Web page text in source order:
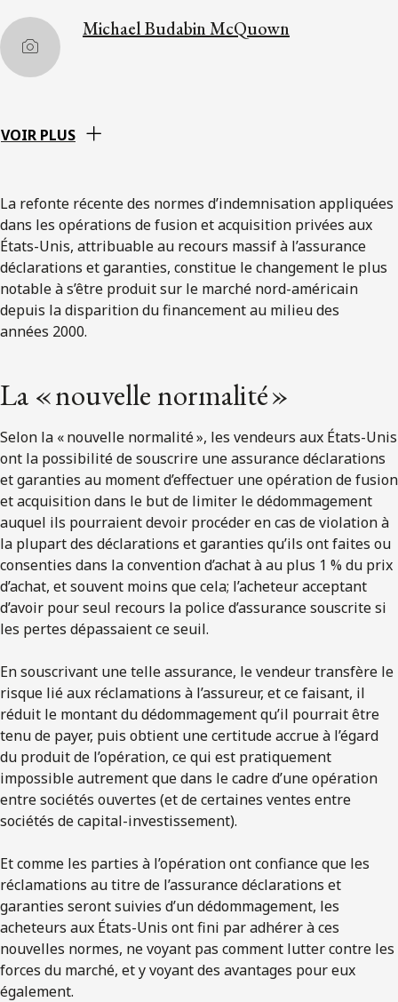
Michael Budabin McQuown
VOIR PLUS
La refonte récente des normes d’indemnisation appliquées
dans les opérations de fusion et acquisition privées aux
États-Unis, attribuable au recours massif à l’assurance
déclarations et garanties, constitue le changement le plus
notable à s’être produit sur le marché nord-américain
depuis la disparition du financement au milieu des
années 2000.
La « nouvelle normalité »
Selon la « nouvelle normalité », les vendeurs aux États-Unis
ont la possibilité de souscrire une assurance déclarations
et garanties au moment d’effectuer une opération de fusion
et acquisition dans le but de limiter le dédommagement
auquel ils pourraient devoir procéder en cas de violation à
la plupart des déclarations et garanties qu’ils ont faites ou
consenties dans la convention d’achat à au plus 1 % du prix
d’achat, et souvent moins que cela; l’acheteur acceptant
d’avoir pour seul recours la police d’assurance souscrite si
les pertes dépassaient ce seuil.
En souscrivant une telle assurance, le vendeur transfère le
risque lié aux réclamations à l’assureur, et ce faisant, il
réduit le montant du dédommagement qu’il pourrait être
tenu de payer, puis obtient une certitude accrue à l’égard
du produit de l’opération, ce qui est pratiquement
impossible autrement que dans le cadre d’une opération
entre sociétés ouvertes (et de certaines ventes entre
sociétés de capital-investissement).
Et comme les parties à l’opération ont confiance que les
réclamations au titre de l’assurance déclarations et
garanties seront suivies d’un dédommagement, les
acheteurs aux États-Unis ont fini par adhérer à ces
nouvelles normes, ne voyant pas comment lutter contre les
forces du marché, et y voyant des avantages pour eux
également.